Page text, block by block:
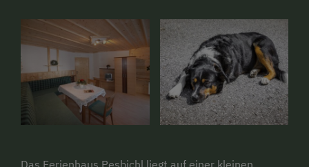
Das Ferienhaus Pesbichl liegt auf einer kleinen